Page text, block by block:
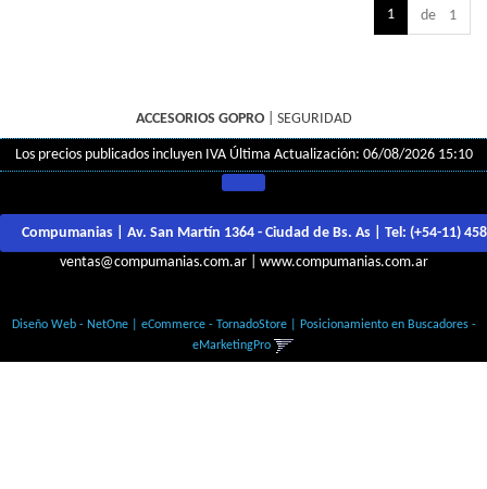
1 de 1
ACCESORIOS GOPRO| SEGURIDAD
Los precios publicados incluyen IVA Última Actualización: 06/08/2026 15:10
Compumanias | Av. San Martín 1364 - Ciudad de Bs. As | Tel: (+54-11)
ventas@compumanias.com.ar| www.compumanias.com.ar
Diseño Web - NetOne| eCommerce - TornadoStore| Posicionamiento en Buscadores -
eMarketingPro